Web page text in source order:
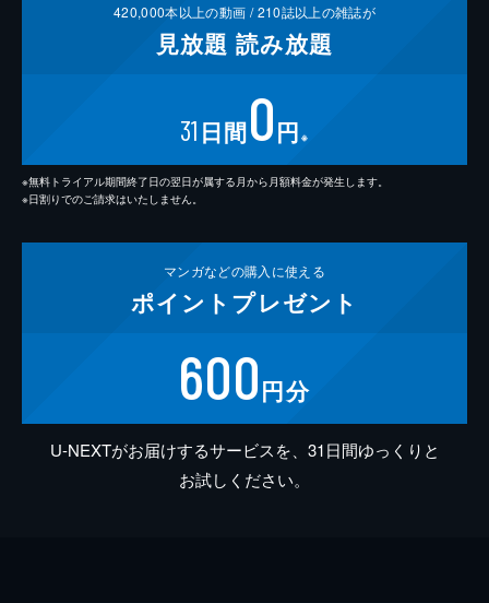
420,000本以上の動画 /210誌以上の雑誌が
見放題 読み放題
31 日間0円 ※
※無料トライアル期間終了日の翌日が属する月から月額料金が発生します。
※日割りでのご請求はいたしません。
マンガなどの購入に使える
ポイント プレゼント
600円分
U-NEXTがお届けするサービスを、31日間ゆっくりと
お試しください。